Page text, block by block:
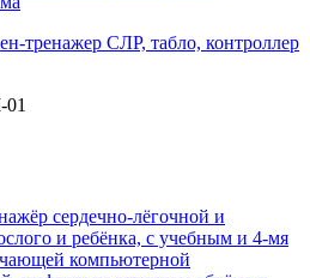
тренажер СЛР, табло, контроллер